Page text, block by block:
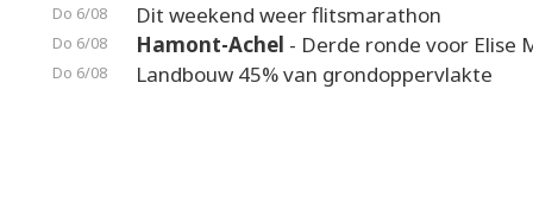
Do 6/08 Dit weekend weer flitsmarathon
Do 6/08 Hamont-Achel - Derde ronde voor Elise
Do 6/08 Landbouw 45% van grondoppervlakte